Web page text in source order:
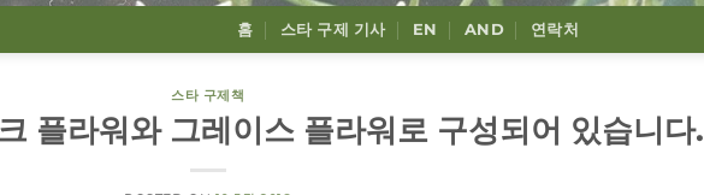
홈 스타 구제 기사 EN AND 연락처
스타 구제책
플라워와 그레이스 플라워로 구성되어 있습니다.